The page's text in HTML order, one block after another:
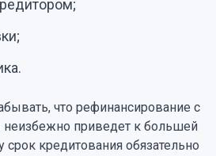
что рефинансирование с
приведет к большей
срок кредитования обязательно